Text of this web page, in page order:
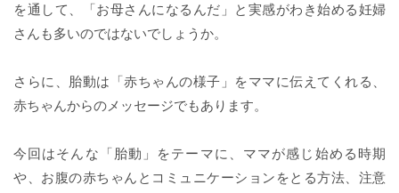
を通して、「お母さんになるんだ」と実感がわき始める妊婦
さんも多いのではないでしょうか。
さらに、胎動は「赤ちゃんの様子」をママに伝えてくれる、
赤ちゃんからのメッセージでもあります。
今回はそんな「胎動」をテーマに、ママが感じ始める時期
や、お腹の赤ちゃんとコミュニケーションをとる方法、注意